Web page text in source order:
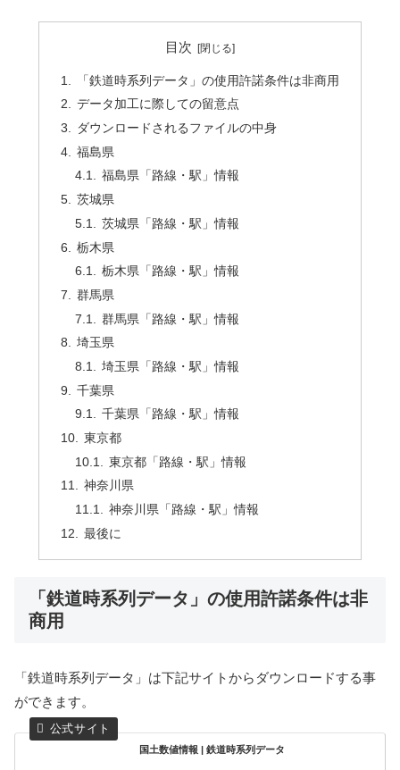
目次
「鉄道時系列データ」の使用許諾条件は非商用
データ加工に際しての留意点
ダウンロードされるファイルの中身
福島県
福島県「路線・駅」情報
茨城県
茨城県「路線・駅」情報
栃木県
栃木県「路線・駅」情報
群馬県
群馬県「路線・駅」情報
埼玉県
埼玉県「路線・駅」情報
千葉県
千葉県「路線・駅」情報
東京都
東京都「路線・駅」情報
神奈川県
神奈川県「路線・駅」情報
最後に
「鉄道時系列データ」の使用許諾条件は非
商用
「鉄道時系列データ」は下記サイトからダウンロードする事
ができます。
国土数値情報 | 鉄道時系列データ